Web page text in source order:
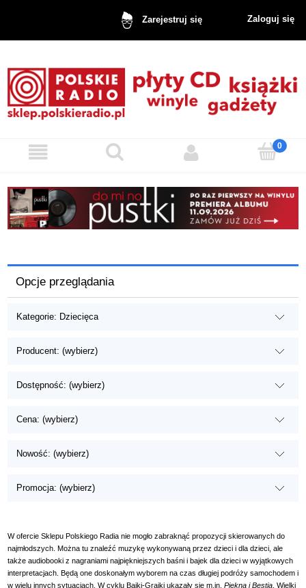
Zarejestruj się Zaloguj się
Opcje przeglądania
Kategorie: Dziecięca
Producent: (wybierz)
Dostępność: (wybierz)
Cena: (wybierz)
Nowość: (wybierz)
Promocja: (wybierz)
W ofercie Sklepu Polskiego Radia nie mogło zabraknąć propozycji skierowanych do
najmłodszych. Można tu znaleźć muzykę wykonywaną przez dzieci i dla dzieci, ale
także audiobooki z nagraniami najpiękniejszych baśni i bajek dla dzieci w wyjątkowych
interpretacjach. Będą one doskonałym wyborem na czas długiej podróży samochodem i
w wielu innych sytuacjach. W cyklu Bajki-Grajki ukazały się m.in. Piękna i Bestia , Wielki